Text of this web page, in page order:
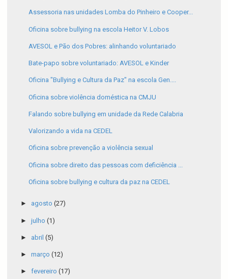
Assessoria nas unidades Lomba do Pinheiro e Cooper...
Oficina sobre bullying na escola Heitor V. Lobos
AVESOL e Pão dos Pobres: alinhando voluntariado
Bate-papo sobre voluntariado: AVESOL e Kinder
Oficina "Bullying e Cultura da Paz" na escola Gen....
Oficina sobre violência doméstica na CMJU
Falando sobre bullying em unidade da Rede Calabria
Valorizando a vida na CEDEL
Oficina sobre prevenção a violência sexual
Oficina sobre direito das pessoas com deficiência ...
Oficina sobre bullying e cultura da paz na CEDEL
► agosto (27)
► julho (1)
► abril (5)
► março (12)
► fevereiro (17)